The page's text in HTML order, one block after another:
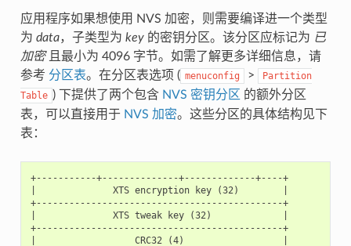
应用程序如果想使用 NVS 加密，则需要编译进一个类型
为 data，子类型为 key的密钥分区。该分区应标记为 已
加密且最小为 4096 字节。如需了解更多详细信息，请
参考 分区表。在分区表选项 ( menuconfig >
Partition
Table ) 下提供了两个包含 NVS 密钥分区 的额外分区
表，可以直接用于 NVS 加密。这些分区的具体结构见下
表：
+-----------+--------------+-------------+----+
|              XTS encryption key (32)        |
+---------------------------------------------+
|              XTS tweak key (32)             |
+---------------------------------------------+
|                  CRC32 (4)                  |